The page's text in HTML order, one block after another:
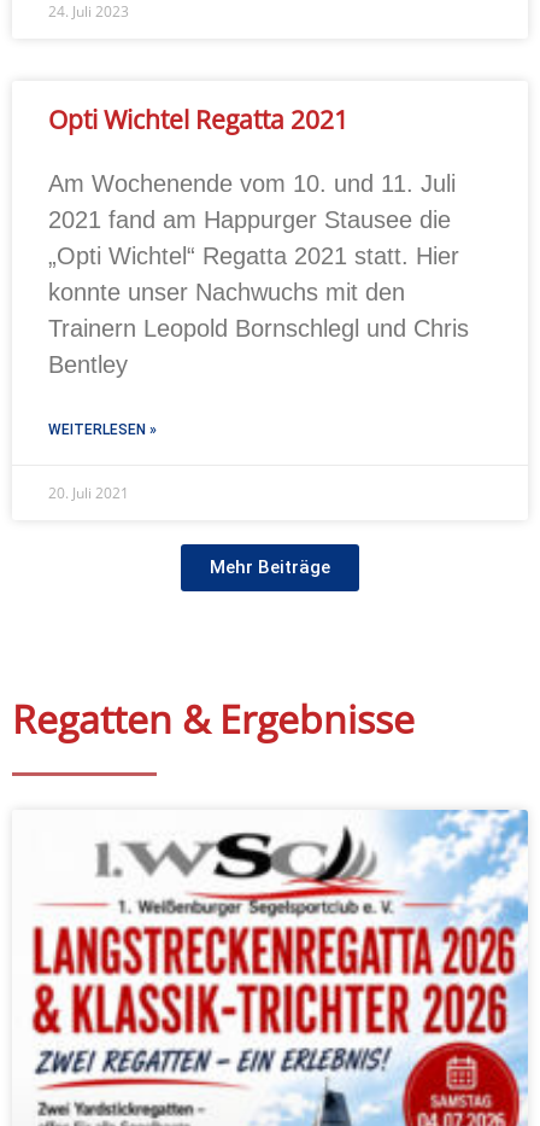
24. Juli 2023
Opti Wichtel Regatta 2021
Am Wochenende vom 10. und 11. Juli
2021 fand am Happurger Stausee die
„Opti Wichtel“ Regatta 2021 statt. Hier
konnte unser Nachwuchs mit den
Trainern Leopold Bornschlegl und Chris
Bentley
WEITERLESEN »
20. Juli 2021
Mehr Beiträge
Regatten & Ergebnisse